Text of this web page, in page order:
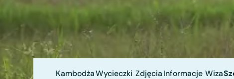
KambodżaWycieczki ZdjęciaInformacje Wiza